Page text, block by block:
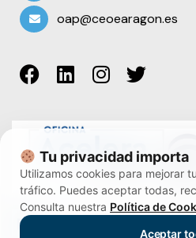
oap@ceoearagon.es
Tu privacidad importa
Utilizamos cookies para mejorar
tráfico. Puedes aceptar todas,
Consulta nuestra Política de
Aceptar